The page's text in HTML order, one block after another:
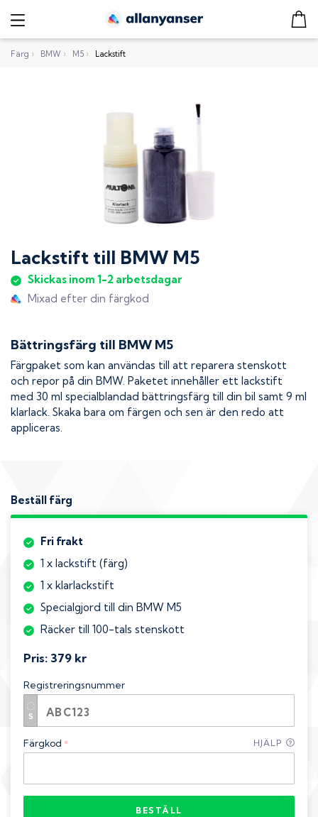
Färg › BMW › M5 › Lackstift
Lackstift till BMW M5
Skickas inom 1-2 arbetsdagar
Mixad efter din färgkod
Bättringsfärg till BMW M5
Färgpaket som kan användas till att reparera stenskott
och repor på din BMW. Paketet innehåller ett lackstift
med 30 ml specialblandad bättringsfärg till din bil samt 9 ml
klarlack. Skaka bara om färgen och sen är den redo att
appliceras.
Beställ färg
Fri frakt
1 x lackstift (färg)
1 x klarlackstift
Specialgjord till din BMW M5
Räcker till 100-tals stenskott
Pris: 379 kr
Registreringsnummer
Färgkod * HJÄLP
BESTÄLL